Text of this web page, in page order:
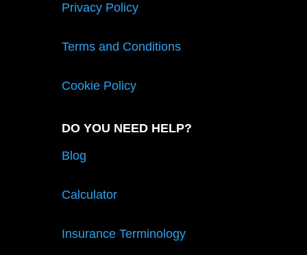
Privacy Policy
Terms and Conditions
Cookie Policy
DO YOU NEED HELP?
Blog
Calculator
Insurance Terminology